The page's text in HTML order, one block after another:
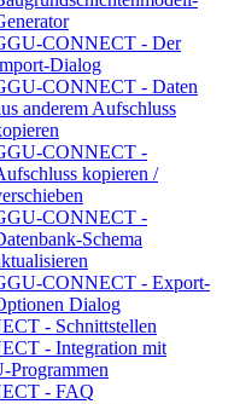
CONNECT - Der
Dialog
CONNECT - Daten
anderem Aufschluss
CONNECT -
kopieren /
CONNECT -
Schema
CONNECT - Export-
Dialog
- Schnittstellen
- Integration mit
Programmen
- FAQ